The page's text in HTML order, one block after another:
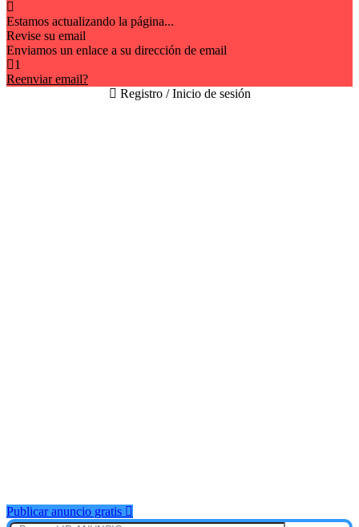
Estamos actualizando la página...
Revise su email
Enviamos un enlace a su dirección de email
1
Reenviar email?
Registro / Inicio de sesión
Publicar anuncio gratis